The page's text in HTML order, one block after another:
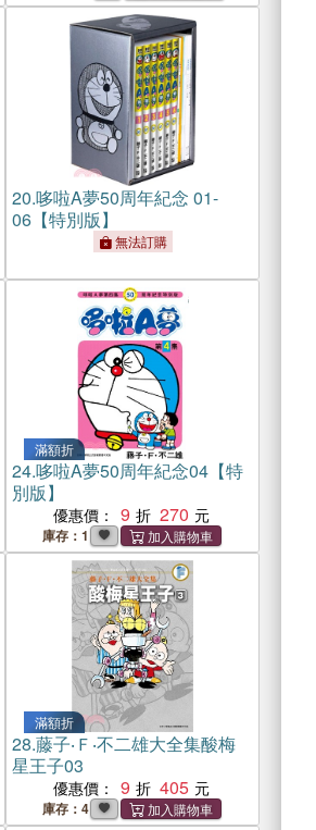
20.哆啦A夢50周年紀念 01-
06【特別版】
無法訂購
滿額折
24.哆啦A夢50周年紀念04【特
別版】
優惠價： 9 270
庫存：1
滿額折
28.藤子‧Ｆ‧不二雄大全集酸梅
星王子03
優惠價： 9 405
庫存：4